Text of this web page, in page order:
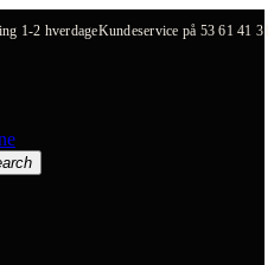
1-2 hverdageKundeservice på 53 61 41 31